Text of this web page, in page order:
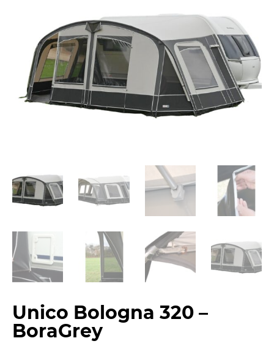
Unico Bologna 320 –
BoraGrey